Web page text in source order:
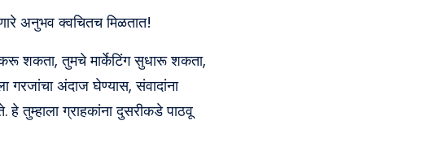
अनुभव क्वचितच मिळतात!
शकता, तुमचे मार्केटिंग सुधारू शकता,
गरजांचा अंदाज घेण्यास, संवादांना
तुम्हाला ग्राहकांना दुसरीकडे पाठवू